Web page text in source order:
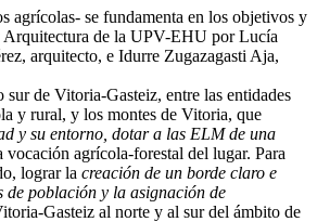
agrícolas- se fundamenta en los objetivos y
Arquitectura de la UPV-EHU por Lucía
arquitecto, e Idurre Zugazagasti Aja,
sur de Vitoria-Gasteiz, entre las entidades
y rural, y los montes de Vitoria, que
y su entorno, dotar a las ELM de una
agrícola-forestal del lugar. Para
lograr la creación de un borde claro e
de población y la asignación de
Gasteiz al norte y al sur del ámbito de